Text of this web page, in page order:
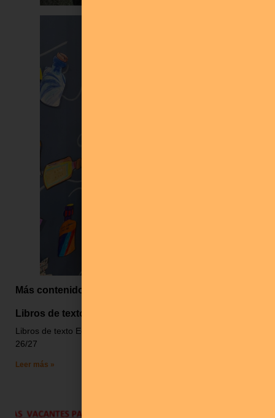
Más contenido
Libros de texto
Libros de texto Ed.Infantil 26/27 Libros de texto Ed.Primaria
26/27
Leer más »